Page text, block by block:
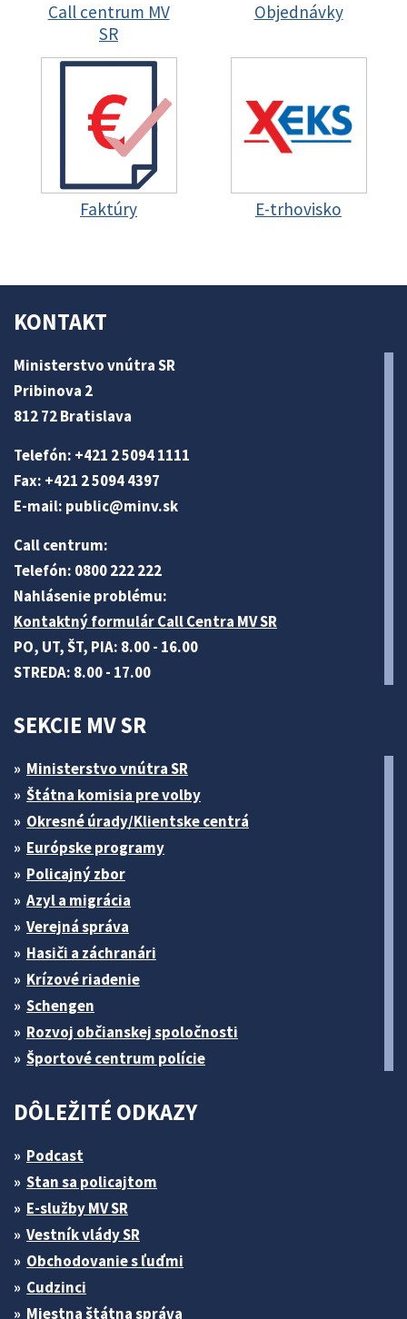
Call centrum MV
SR
Objednávky
Faktúry E-trhovisko
KONTAKT
Ministerstvo vnútra SR
Pribinova 2
812 72 Bratislava
Telefón: +421 2 5094 1111
Fax: +421 2 5094 4397
E-mail: public@minv.sk
Call centrum:
Telefón: 0800 222 222
Nahlásenie problému:
Kontaktný formulár Call Centra MV SR
PO, UT, ŠT, PIA: 8.00 - 16.00
STREDA: 8.00 - 17.00
SEKCIE MV SR
Ministerstvo vnútra SR
Štátna komisia pre volby
Okresné úrady/Klientske centrá
Európske programy
Policajný zbor
Azyl a migrácia
Verejná správa
Hasiči a záchranári
Krízové riadenie
Schengen
Rozvoj občianskej spoločnosti
Športové centrum polície
DÔLEŽITÉ ODKAZY
Podcast
Stan sa policajtom
E-služby MV SR
Vestník vlády SR
Obchodovanie s ľuďmi
Cudzinci
Miestna štátna správa